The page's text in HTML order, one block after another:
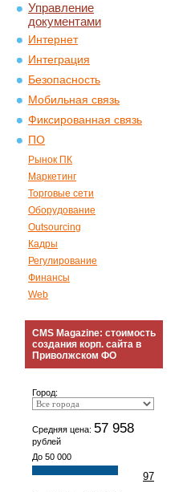
Управление
документами
Интернет
Интеграция
Безопасность
Мобильная связь
Фиксированная связь
ПО
Рынок ПК
Маркетинг
Торговые сети
Оборудование
Outsourcing
Кадры
Регулирование
Финансы
Web
CMS Magazine: стоимость
создания корп. сайта в
Приволжском ФО
Город:
Средняя цена: 57 958
рублей
До 50 000
97